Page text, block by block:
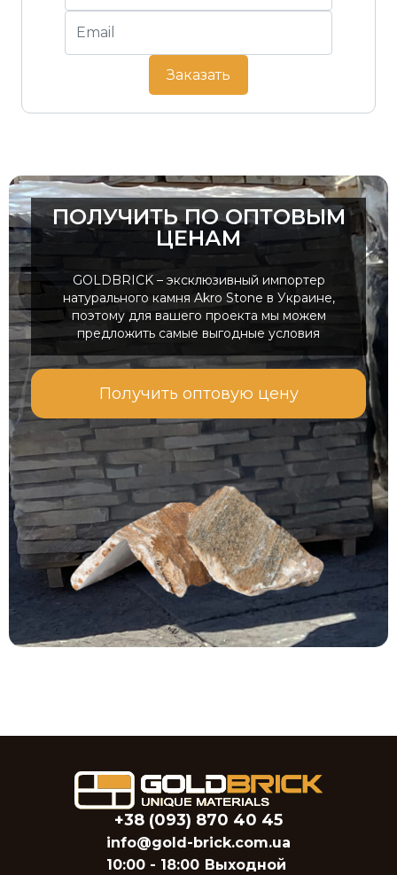
Заказать
ПОЛУЧИТЬ ПО ОПТОВЫМ
ЦЕНАМ
GOLDBRICK – эксклюзивный импортер
натурального камня Akro Stone в Украине,
поэтому для вашего проекта мы можем
предложить самые выгодные условия
Получить оптовую цену
+38 (093) 870 40 45
info@gold-brick.com.ua
10:00 - 18:00 Выходной